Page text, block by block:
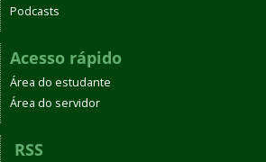
Podcasts
Acesso rápido
Área do estudante
Área do servidor
RSS